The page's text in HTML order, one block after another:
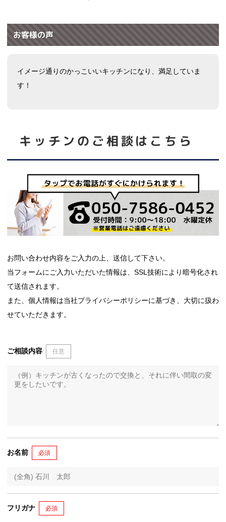
お客様の声
イメージ通りのかっこいいキッチンになり、満足していま
す！
キッチン のご相談はこちら
お問い合わせ内容をご入力の上、送信して下さい。
当フォームにご入力いただいた情報は、SSL技術により暗号化され
て送信されます。
また、個人情報は当社プライバシーポリシーに基づき、大切に扱わ
せていただきます。
ご相談内容 任意
お名前 必須
フリガナ 必須